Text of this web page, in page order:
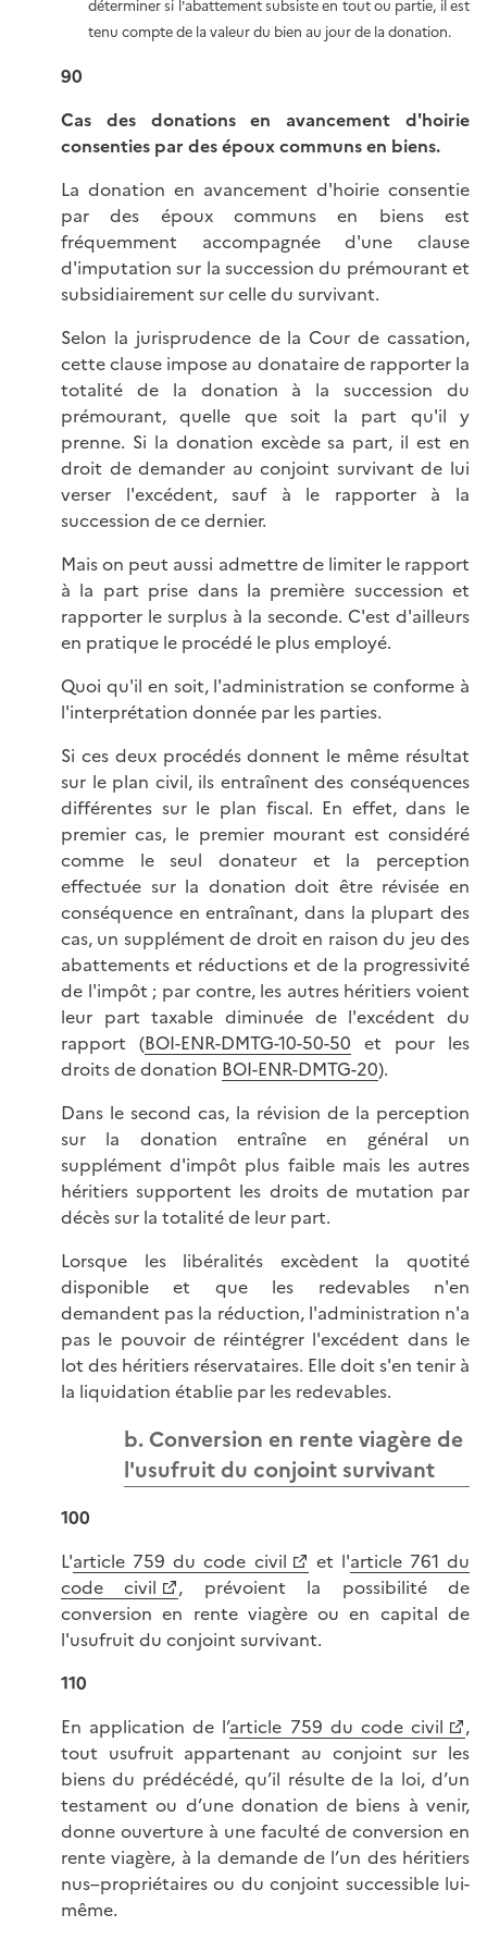
déterminer si l'abattement subsiste en tout ou partie, il est
tenu compte de la valeur du bien au jour de la donation.
90
Cas des donations en avancement d'hoirie
consenties par des époux communs en biens.
La donation en avancement d'hoirie consentie
par des époux communs en biens est
fréquemment accompagnée d'une clause
d'imputation sur la succession du prémourant et
subsidiairement sur celle du survivant.
Selon la jurisprudence de la Cour de cassation,
cette clause impose au donataire de rapporter la
totalité de la donation à la succession du
prémourant, quelle que soit la part qu'il y
prenne. Si la donation excède sa part, il est en
droit de demander au conjoint survivant de lui
verser l'excédent, sauf à le rapporter à la
succession de ce dernier.
Mais on peut aussi admettre de limiter le rapport
à la part prise dans la première succession et
rapporter le surplus à la seconde. C'est d'ailleurs
en pratique le procédé le plus employé.
Quoi qu'il en soit, l'administration se conforme à
l'interprétation donnée par les parties.
Si ces deux procédés donnent le même résultat
sur le plan civil, ils entraînent des conséquences
différentes sur le plan fiscal. En effet, dans le
premier cas, le premier mourant est considéré
comme le seul donateur et la perception
effectuée sur la donation doit être révisée en
conséquence en entraînant, dans la plupart des
cas, un supplément de droit en raison du jeu des
abattements et réductions et de la progressivité
de l'impôt ; par contre, les autres héritiers voient
leur part taxable diminuée de l'excédent du
rapport (BOI-ENR-DMTG-10-50-50 et pour les
droits de donation BOI-ENR-DMTG-20).
Dans le second cas, la révision de la perception
sur la donation entraîne en général un
supplément d'impôt plus faible mais les autres
héritiers supportent les droits de mutation par
décès sur la totalité de leur part.
Lorsque les libéralités excèdent la quotité
disponible et que les redevables n'en
demandent pas la réduction, l'administration n'a
pas le pouvoir de réintégrer l'excédent dans le
lot des héritiers réservataires. Elle doit s'en tenir à
la liquidation établie par les redevables.
b. Conversion en rente viagère de
l'usufruit du conjoint survivant
100
L'article 759 du code civil et l'article 761 du
code civil
, prévoient la possibilité de
conversion en rente viagère ou en capital de
l'usufruit du conjoint survivant.
110
En application de l’article 759 du code civil
,
tout usufruit appartenant au conjoint sur les
biens du prédécédé, qu’il résulte de la loi, d’un
testament ou d’une donation de biens à venir,
donne ouverture à une faculté de conversion en
rente viagère, à la demande de l’un des héritiers
nus–propriétaires ou du conjoint successible lui-
même.